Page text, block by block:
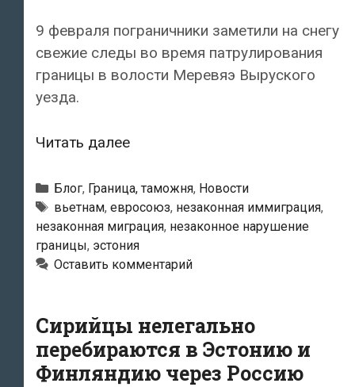
9 февраля пограничники заметили на снегу
свежие следы во время патрулирования
границы в волости Меревяэ Выруского
уезда.
Читать далееВ
в
Вырумаа
задержаны
восемь
вьетнамцев
Рубрики
Блог, Граница, таможня, Новости
Метки
вьетнам, евросоюз, незаконная иммиграция,
незаконная миграция, незаконное нарушение
границы, эстония
Оставить комментарий
Сирийцы нелегально
перебираются в Эстонию и
Финляндию через Россию